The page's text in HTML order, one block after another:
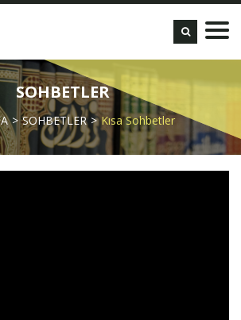
SOHBETLER
SOHBETLER Kısa Sohbetler